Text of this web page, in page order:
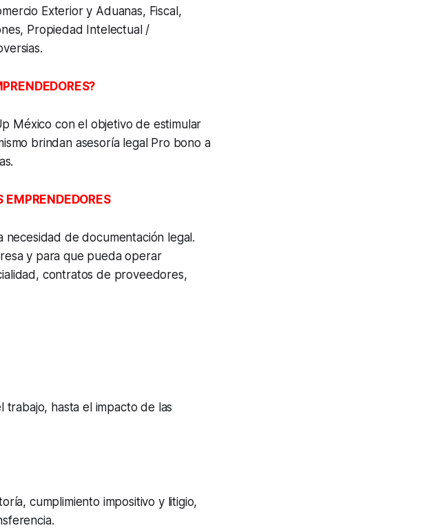
Exterior y Aduanas, Fiscal,
Propiedad Intelectual /
México con el objetivo de estimular
brindan asesoría legal Pro bono a
EMPRENDEDORES
necesidad de documentación legal.
y para que pueda operar
contratos de proveedores,
trabajo, hasta el impacto de las
cumplimiento impositivo y litigio,